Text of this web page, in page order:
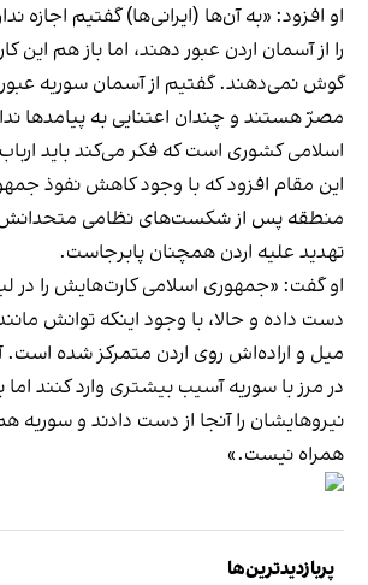
او افزود: «به آن‌ها (ایرانی‌ها) گفتیم اجازه
را از آسمان اردن عبور دهند، اما باز هم این
گوش نمی‌دهند. گفتیم از آسمان سوریه عبور
مصرّ هستند و چندان اعتنایی به پیامدها
اسلامی کشوری است که فکر می‌کند باید
این مقام افزود که با وجود کاهش نفوذ
تهدید علیه اردن همچنان پابرجاست.
او گفت: «جمهوری اسلامی کارت‌هایش را در
دست داده و حالا، با وجود اینکه توانش
میل و اراده‌اش روی اردن متمرکز شده است.
در مرز با سوریه آسیب بیشتری وارد کنند اما
نیروهایشان را آنجا از دست دادند و سوریه
همراه نیست.»
پربازدیدترین‌ها